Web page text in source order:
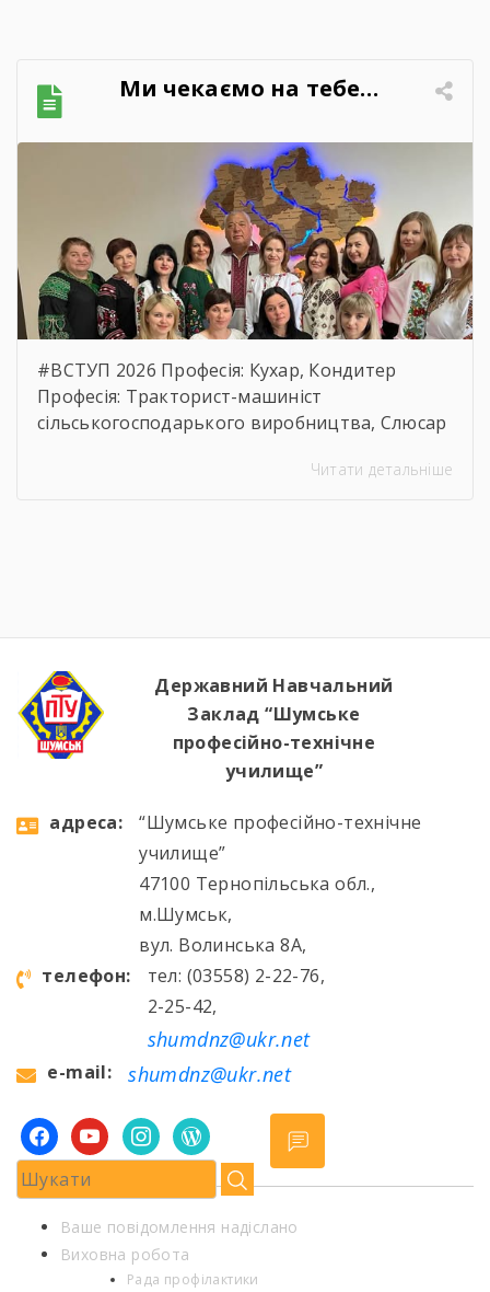
обгрунтування технічних та якісних
характеристик предмета закупівлі, розміру
бюджетного призначення, очікуваної
вартості предмета закупівлі.
https://drive.google.com/file/d/
Ми чекаємо на тебе…
#ВСТУП 2026 Професія: Кухар, Кондитер
Професія: Тракторист-машиніст
сільськогосподарького виробництва, Слюсар
устаткування, водій автотранспортних
Читати детальніше
Державний Навчальний
Заклад “Шумське
професійно-технічне
училище”
aдресa:
“Шумське професійно-технічне
училище”
47100 Тернопільська обл.,
м.Шумськ,
вул. Волинська 8А,
телефон:
тел: (03558) 2-22-76,
2-25-42,
shumdnz@ukr.net
e-mail: shumdnz@ukr.net
facebookyoutubeinstagramwordpress
Ваше повідомлення надіслано
Виховна робота
Рада профілактики